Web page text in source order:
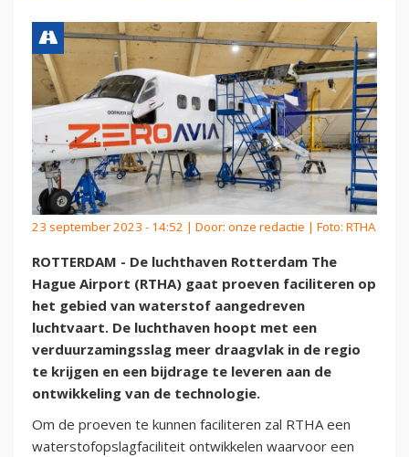
23 september 2023 - 14:52 | Door: onze redactie | Foto: RTHA
ROTTERDAM - De luchthaven Rotterdam The
Hague Airport (RTHA) gaat proeven faciliteren op
het gebied van waterstof aangedreven
luchtvaart. De luchthaven hoopt met een
verduurzamingsslag meer draagvlak in de regio
te krijgen en een bijdrage te leveren aan de
ontwikkeling van de technologie.
Om de proeven te kunnen faciliteren zal RTHA een
waterstofopslagfaciliteit ontwikkelen waarvoor een